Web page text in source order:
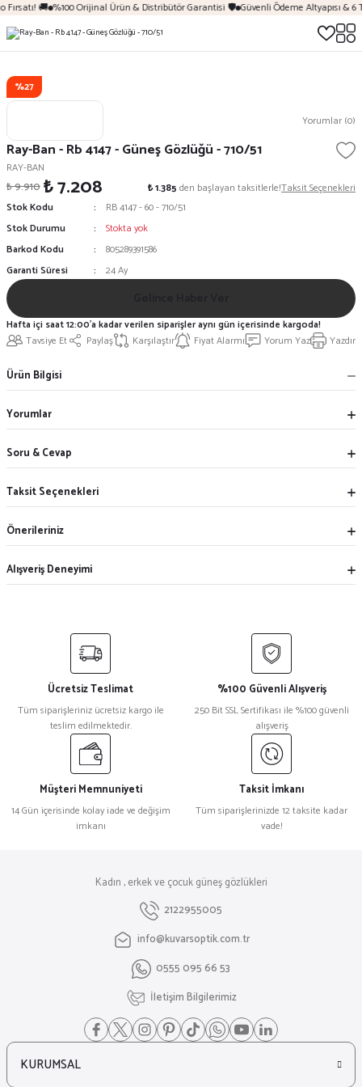
🚚 %100 Orijinal Ürün & Distribütör Garantisi 🛡️ Güvenli Ödeme Altyapısı & 6
%27
Yorumlar (0)
Ray-Ban - Rb 4147 - Güneş Gözlüğü - 710/51
RAY-BAN
₺ 9.910₺ 7.208 ₺ 1.385 den başlayan taksitlerle!Taksit Seçenekleri
Stok Kodu
RB 4147 - 60 - 710/51
Stok Durumu
Stokta yok
Barkod Kodu
805289391586
Garanti Süresi
24 Ay
Tavsiye Et Paylaş Karşılaştır Fiyat Alarmı Yorum Yaz Yazdır
Hafta içi saat 12:00'a kadar verilen siparişler aynı gün içerisinde kargoda!
Ürün Bilgisi
Yorumlar
Soru & Cevap
Taksit Seçenekleri
Önerileriniz
Alışveriş Deneyimi
Ücretsiz Teslimat
Tüm siparişleriniz ücretsiz kargo ile
teslim edilmektedir.
%100 Güvenli Alışveriş
250 Bit SSL Sertifikası ile %100 güvenli
alışveriş
Müşteri Memnuniyeti
14 Gün içerisinde kolay iade ve değişim
imkanı
Taksit İmkanı
Tüm siparişlerinizde 12 taksite kadar
vade!
Kadın , erkek ve çocuk güneş gözlükleri
2122955005
info@kuvarsoptik.com.tr
0555 095 66 53
İletişim Bilgilerimiz
KURUMSAL